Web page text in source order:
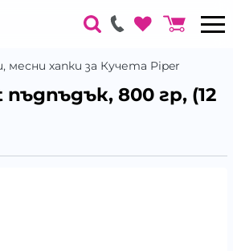
месни хапки за Кучета Piper
800 гр, (12